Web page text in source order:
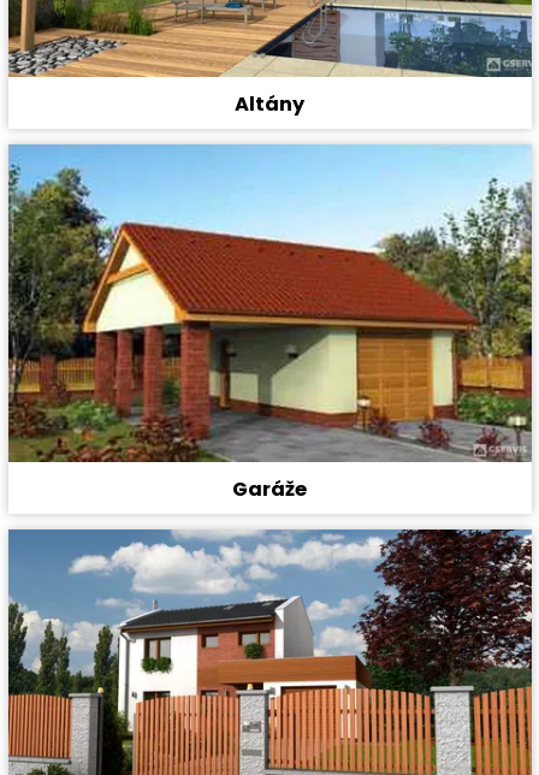
Altány
Garáže